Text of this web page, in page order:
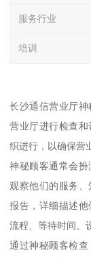
服务行业
培训
长沙通信营业厅
营业厅进行检查
织进行，以确保营
神秘顾客通常会
观察他们的服务
报告，详细描述
流程、等待时间、
通过神秘顾客检